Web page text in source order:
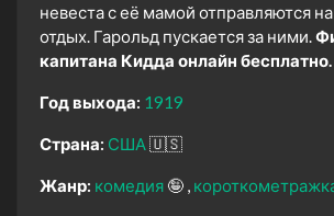
невеста с её мамой отправляются
отдых. Гарольд пускается за ними.
капитана Кидда онлайн бесплатно.
Год выхода: 1919
Страна: США🇺🇸
Жанр: комедия 🤪